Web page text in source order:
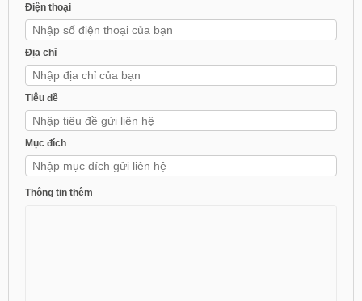
Điện thoại
Địa chỉ
Tiêu đề
Mục đích
Thông tin thêm